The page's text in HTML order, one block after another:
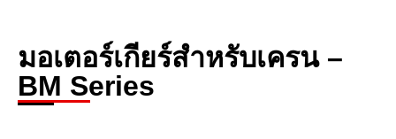
มอเตอร์เกียร์สำหรับเครน –
BM Series